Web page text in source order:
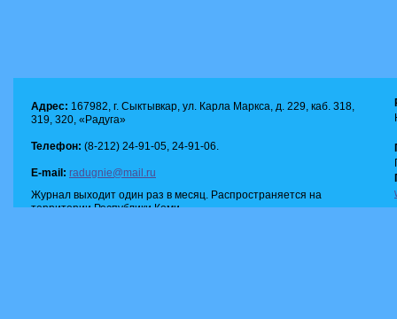
Адрес: 167982, г. Сыктывкар, ул. Карла Маркса, д. 229, каб. 318,
319, 320, «Радуга»
Телефон: (8-212) 24-91-05, 24-91-06.
E-mail: radugnie@mail.ru
Журнал выходит один раз в месяц. Распространяется на
территории Республики Коми.